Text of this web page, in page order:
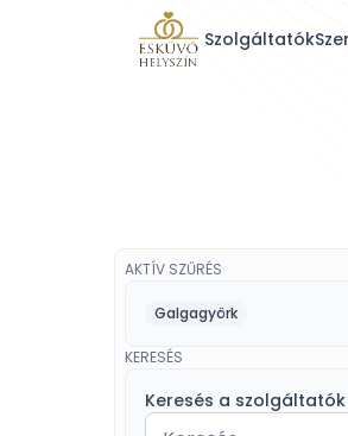
Szolgáltatók
AKTÍV SZŰRÉS
Galgagyörk
KERESÉS
Keresés a